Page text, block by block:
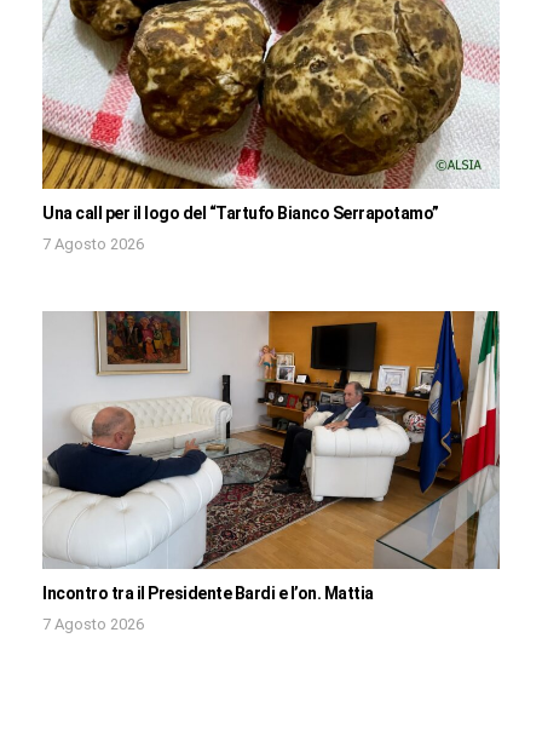
Una call per il logo del “Tartufo Bianco Serrapotamo”
7 Agosto 2026
Incontro tra il Presidente Bardi e l’on. Mattia
7 Agosto 2026